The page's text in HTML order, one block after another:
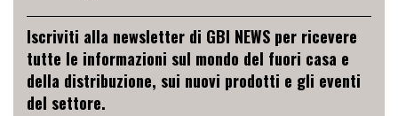
Iscriviti alla newsletter di GBI NEWS per ricevere
tutte le informazioni sul mondo del fuori casa e
della distribuzione, sui nuovi prodotti e gli eventi
del settore.